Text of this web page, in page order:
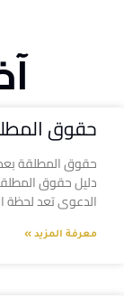
حقوق
حقوق المطلقة بعد
دليل حقوق
الدعوى تعد لحظة
معرفة المزيد »